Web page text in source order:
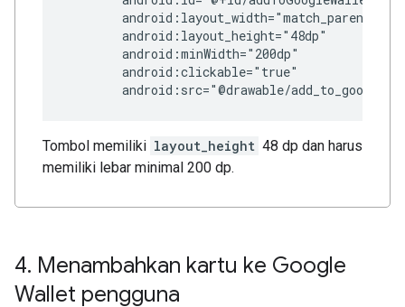
android:src="@drawable/
Tombol memiliki layout_height 48 dp dan harus
memiliki lebar minimal 200 dp.
4. Menambahkan kartu ke Google
Wallet pengguna